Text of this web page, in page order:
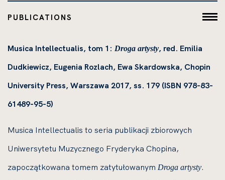
PUBLICATIONS
Musica Intellectualis, tom 1: Droga artysty, red. Emilia
Dudkiewicz, Eugenia Rozlach, Ewa Skardowska, Chopin
University Press, Warszawa 2017, ss. 179 (ISBN 978-83-
61489-95-5)
Musica Intellectualis to seria publikacji zbiorowych
Uniwersytetu Muzycznego Fryderyka Chopina,
zapoczątkowana tomem zatytułowanym Droga artysty.